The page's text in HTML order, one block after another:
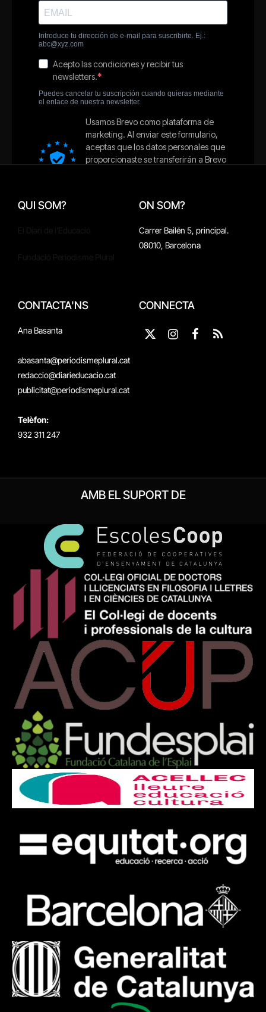
QUI SOM? ON SOM?
Carrer Bailén 5, principal.
08010, Barcelona
CONTACTA'NS
Ana Basanta
abasanta@periodismeplural.cat
redaccio@diarieducacio.cat
publicitat@periodismeplural.cat
Telèfon:
932 311 247
CONNECTA
X
InstagramFacebook
RSS
AMB EL SUPORT DE